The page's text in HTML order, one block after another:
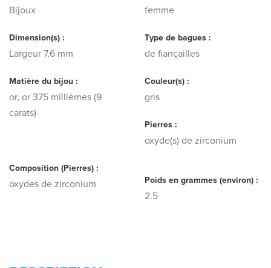
Bijoux femme
Dimension(s) :
Largeur 7,6 mm
Type de bagues :
de fiançailles
Matière du bijou :
or, or 375 millièmes (9
carats)
Couleur(s) :
gris
Pierres :
oxyde(s) de zirconium
Composition (Pierres) :
oxydes de zirconium Poids en grammes (environ) :
2.5